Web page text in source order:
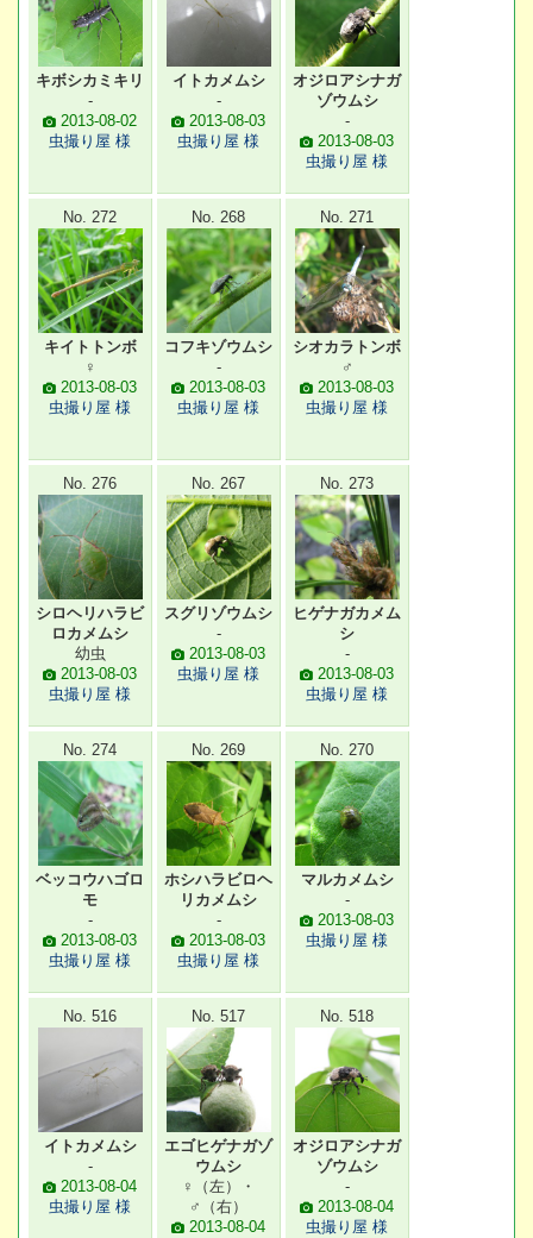
キボシカミキリ
-
2013-08-02
虫撮り屋 様
イトカメムシ
-
2013-08-03
虫撮り屋 様
オジロアシナガ
ゾウムシ
-
2013-08-03
虫撮り屋 様
No. 272
キイトトンボ
♀
2013-08-03
虫撮り屋 様
No. 268
コフキゾウムシ
-
2013-08-03
虫撮り屋 様
No. 271
シオカラトンボ
♂
2013-08-03
虫撮り屋 様
No. 276
シロヘリハラビ
ロカメムシ
幼虫
2013-08-03
虫撮り屋 様
No. 267
スグリゾウムシ
-
2013-08-03
虫撮り屋 様
No. 273
ヒゲナガカメム
シ
-
2013-08-03
虫撮り屋 様
No. 274
ベッコウハゴロ
モ
-
2013-08-03
虫撮り屋 様
No. 269
ホシハラビロヘ
リカメムシ
-
2013-08-03
虫撮り屋 様
No. 270
マルカメムシ
-
2013-08-03
虫撮り屋 様
No. 516
イトカメムシ
-
2013-08-04
虫撮り屋 様
No. 517
エゴヒゲナガゾ
ウムシ
♀（左）・
♂（右）
2013-08-04
No. 518
オジロアシナガ
ゾウムシ
-
2013-08-04
虫撮り屋 様